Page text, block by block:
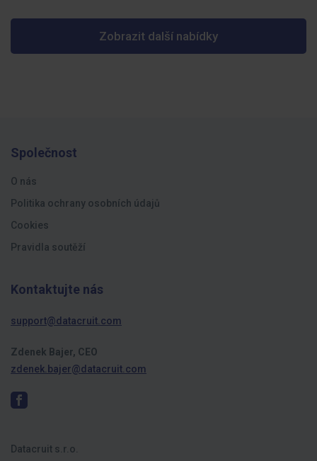
Zobrazit další nabídky
Společnost
O nás
Politika ochrany osobních údajů
Cookies
Pravidla soutěží
Kontaktujte nás
support@datacruit.com
Zdenek Bajer, CEO
zdenek.bajer@datacruit.com
Datacruit s.r.o.